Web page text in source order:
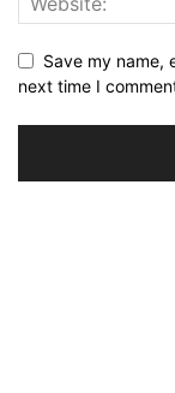
Save my name,
next time I